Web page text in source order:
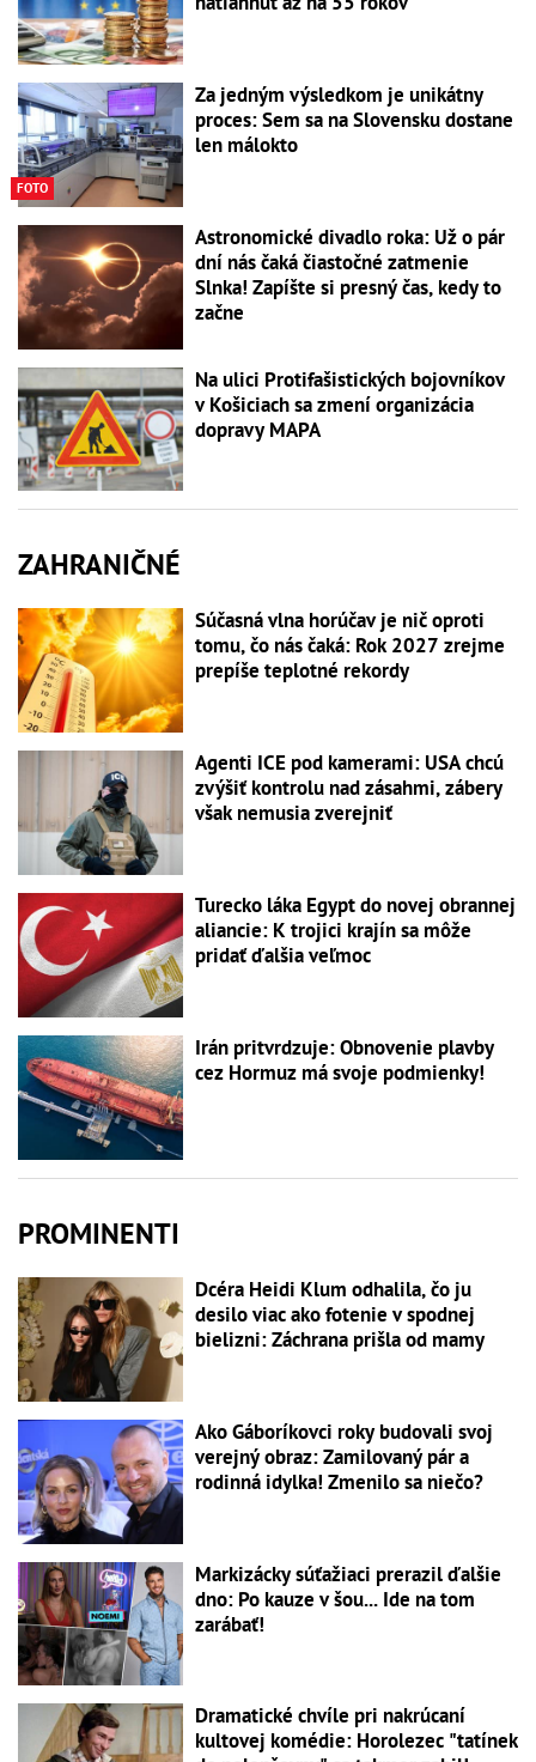
FOTO
Za jedným výsledkom je unikátny
proces: Sem sa na Slovensku dostane
len málokto
Astronomické divadlo roka: Už o pár
dní nás čaká čiastočné zatmenie
Slnka! Zapíšte si presný čas, kedy to
začne
Na ulici Protifašistických bojovníkov
v Košiciach sa zmení organizácia
dopravy MAPA
ZAHRANIČNÉ
Súčasná vlna horúčav je nič oproti
tomu, čo nás čaká: Rok 2027 zrejme
prepíše teplotné rekordy
Agenti ICE pod kamerami: USA chcú
zvýšiť kontrolu nad zásahmi, zábery
však nemusia zverejniť
Turecko láka Egypt do novej obrannej
aliancie: K trojici krajín sa môže
pridať ďalšia veľmoc
Irán pritvrdzuje: Obnovenie plavby
cez Hormuz má svoje podmienky!
PROMINENTI
Dcéra Heidi Klum odhalila, čo ju
desilo viac ako fotenie v spodnej
bielizni: Záchrana prišla od mamy
Ako Gáboríkovci roky budovali svoj
verejný obraz: Zamilovaný pár a
rodinná idylka! Zmenilo sa niečo?
Markizácky súťažiaci prerazil ďalšie
dno: Po kauze v šou... Ide na tom
zarábať!
Dramatické chvíle pri nakrúcaní
kultovej komédie: Horolezec "tatínek